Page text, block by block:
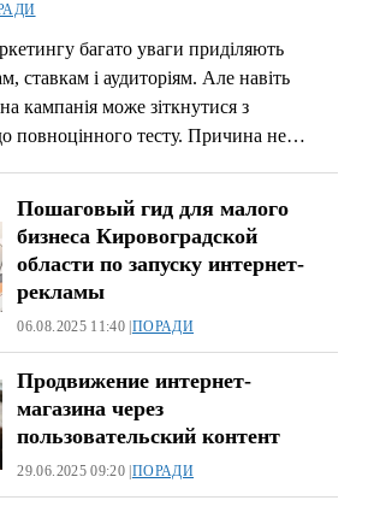
багато уваги приділяють
ставкам і аудиторіям. Але навіть
кампанія може зіткнутися з
повноцінного тесту. Причина не…
Пошаговый гид для малого
бизнеса Кировоградской
области по запуску интернет-
рекламы
06.08.2025 11:40 | ПОРАДИ
Продвижение интернет-
магазина через
пользовательский контент
29.06.2025 09:20 | ПОРАДИ